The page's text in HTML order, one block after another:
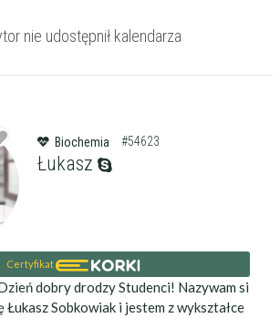
nie udostępnił kalendarza
Biochemia #54623
Łukasz
Certyfikat
dobry drodzy Studenci! Nazywam si
Łukasz Sobkowiak i jestem z wykształce